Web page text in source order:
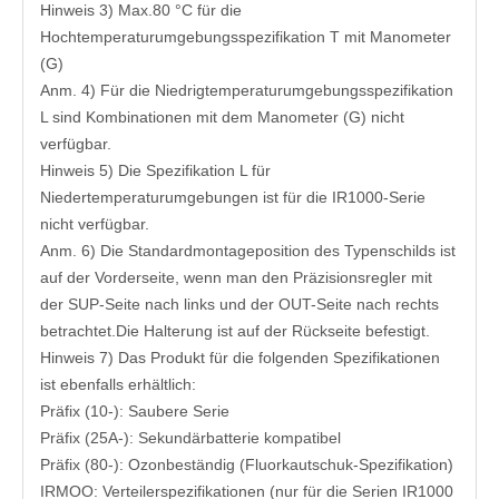
Hinweis 3) Max.80 °C für die
Hochtemperaturumgebungsspezifikation T mit Manometer
(G)
Anm. 4) Für die Niedrigtemperaturumgebungsspezifikation
L sind Kombinationen mit dem Manometer (G) nicht
verfügbar.
Hinweis 5) Die Spezifikation L für
Niedertemperaturumgebungen ist für die IR1000-Serie
nicht verfügbar.
Anm. 6) Die Standardmontageposition des Typenschilds ist
auf der Vorderseite, wenn man den Präzisionsregler mit
der SUP-Seite nach links und der OUT-Seite nach rechts
betrachtet.Die Halterung ist auf der Rückseite befestigt.
Hinweis 7) Das Produkt für die folgenden Spezifikationen
ist ebenfalls erhältlich:
Präfix (10-): Saubere Serie
Präfix (25A-): Sekundärbatterie kompatibel
Präfix (80-): Ozonbeständig (Fluorkautschuk-Spezifikation)
IRMOO: Verteilerspezifikationen (nur für die Serien IR1000